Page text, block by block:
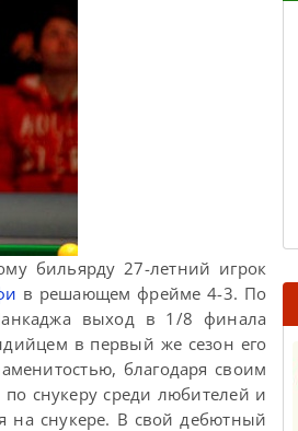
бильярду 27-летний игрок
в решающем фрейме 4-3. По
выход в 1/8 финала
в первый же сезон его
благодаря своим
снукеру среди любителей и
на снукере. В свой дебютный